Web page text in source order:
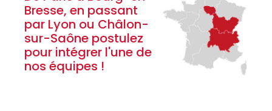
Bresse, en passant
par Lyon ou Châlon-
sur-Saône postulez
pour intégrer l'une de
nos équipes !